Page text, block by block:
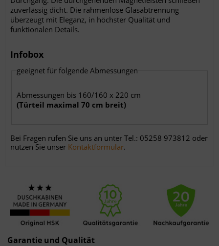
zuverlässig dicht. Die rahmenlose Glasabtrennung
überzeugt mit Eleganz, in höchster Qualität und
funktionalen Details.
Infobox
geeignet für folgende Abmessungen
Abmessungen bis 160/160 x 220 cm
(Türteil maximal 70 cm breit)
Bei Fragen rufen Sie uns an unter Tel.: 05258 973812 oder
nutzen Sie unser Kontaktformular.
Garantie und Qualität